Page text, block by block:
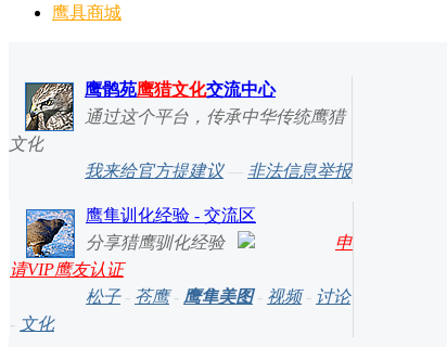
鹰具商城
鹰鹘苑鹰猎文化交流中心
通过这个平台，传承中华传统鹰猎
文化
我来给官方提建议— 非法信息举报
鹰隼训化经验 - 交流区
分享猎鹰驯化经验
申
请VIP鹰友认证
松子- 苍鹰- 鹰隼美图- 视频- 讨论
- 文化